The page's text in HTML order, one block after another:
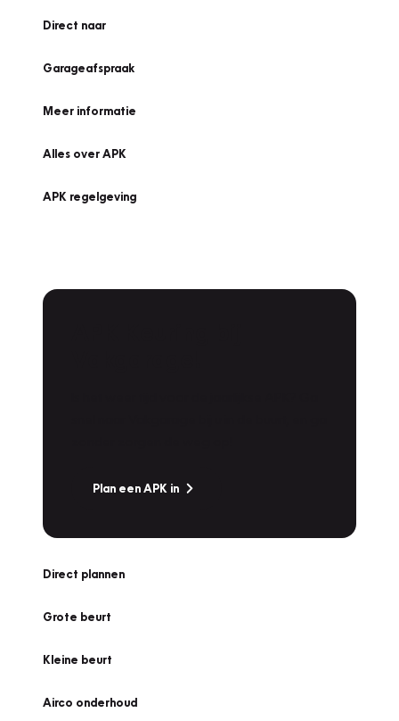
Direct naar
Garageafspraak
Meer informatie
Alles over APK
APK regelgeving
Plan een APK in
Direct plannen
Grote beurt
Kleine beurt
Airco onderhoud